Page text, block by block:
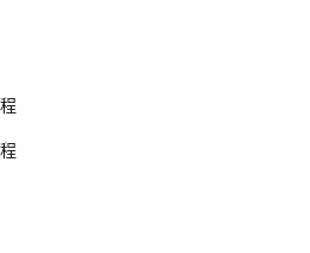
洞复现(CVE-2017-8291